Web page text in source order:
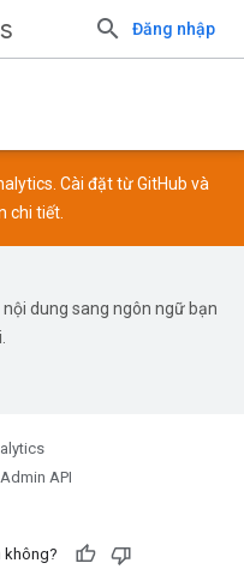
Đăng nhập
Cài đặt từGitHub và
chi tiết.
dung sang ngôn ngữ bạn
Admin API
không?